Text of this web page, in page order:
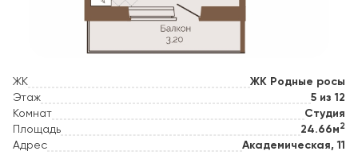
ЖК
ЖК Родные росы
Этаж
5 из 12
Комнат
Студия
Площадь
24.66м 2
Адрес
Академическая, 11